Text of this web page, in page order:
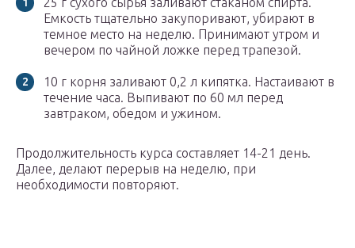
Емкость тщательно закупоривают, убирают в
темное место на неделю. Принимают утром и
вечером по чайной ложке перед трапезой.
10 г корня заливают 0,2 л кипятка. Настаивают в
течение часа. Выпивают по 60 мл перед
завтраком, обедом и ужином.
Продолжительность курса составляет 14-21 день.
Далее, делают перерыв на неделю, при
необходимости повторяют.